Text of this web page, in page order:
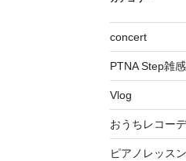
concert
PTNA Step雑感
Vlog
おうちレコー
ピアノレッス